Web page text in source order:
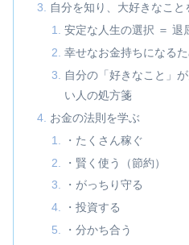
自分を知り、大好きなこと
安定な人生の選択 ＝ 退
幸せなお金持ちになる
自分の「好きなこと」
い人の処方箋
お金の法則を学ぶ
・たくさん稼ぐ
・賢く使う（節約）
・がっちり守る
・投資する
・分かち合う